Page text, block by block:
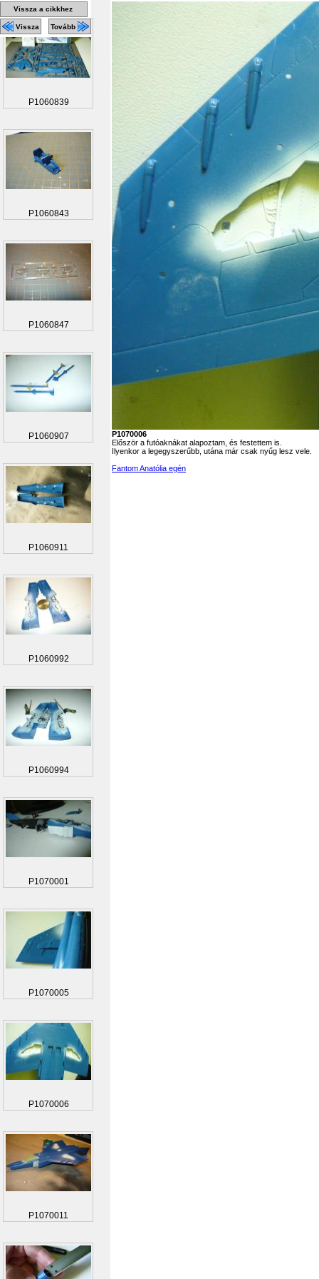
P1070006
Először a futóaknákat alapoztam, és festettem is.
Ilyenkor a legegyszerűbb, utána már csak nyűg lesz vele.
Fantom Anatólia egén
Vissza a cikkhez
Vissza Tovább
P1060839
P1060843
P1060847
P1060907
P1060911
P1060992
P1060994
P1070001
P1070005
P1070006
P1070011